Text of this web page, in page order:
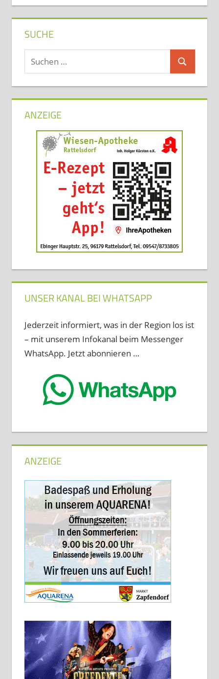
SUCHE
Suchen
nach:
Suchen
ANZEIGE
UNSER KANAL BEI WHATSAPP
Jederzeit informiert, was in der Region los ist
– mit unserem Infokanal beim Messenger
WhatsApp. Jetzt abonnieren …
ANZEIGE